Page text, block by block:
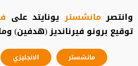
وانتصرمانشستر يونايتد على
توقيع برونو فيرنانديز (هدفين)
مانشستر الانجليزي